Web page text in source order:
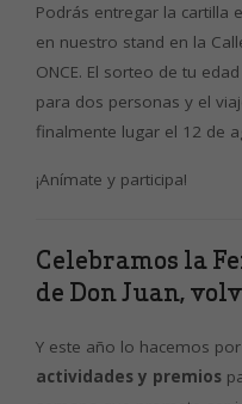
Podrás entregar la cartilla
en nuestro stand en la
ONCE. El sorteo de tu
para dos personas y el
finalmente lugar el 12 de
¡Anímate y participa!
Celebramos la
de Don Juan,
Y este año lo hacemos
actividades y premios